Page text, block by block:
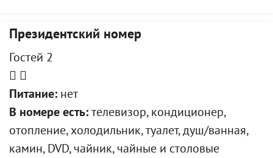
Президентский номер
Гостей 2
Питание: нет
В номере есть: телевизор, кондиционер,
отопление, холодильник, туалет, душ/ванная,
камин, DVD, чайник, чайные и столовые